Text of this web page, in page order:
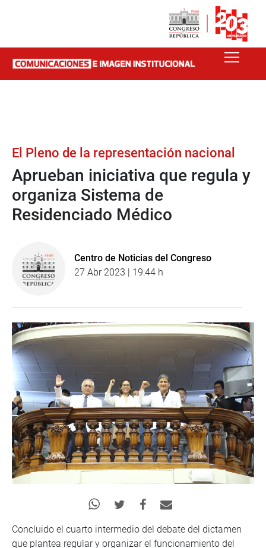
El Pleno de la representación nacional
Aprueban iniciativa que regula y
organiza Sistema de
Residenciado Médico
Centro de Noticias del Congreso
27 Abr 2023 | 19:44 h
Concluido el cuarto intermedio del debate del dictamen
que plantea regular y organizar el funcionamiento del